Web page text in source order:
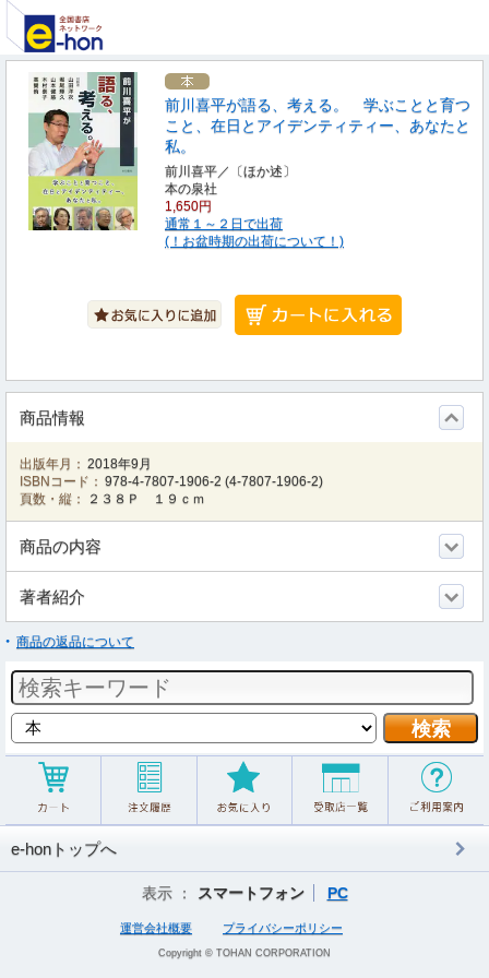
前川喜平が語る、考える。 学ぶことと育つ
こと、在日とアイデンティティー、あなたと
私。
前川喜平／〔ほか述〕
本の泉社
1,650円
通常１～２日で出荷
(！お盆時期の出荷について！)
商品情報
出版年月： 2018年9月
ISBNコード： 978-4-7807-1906-2 (4-7807-1906-2)
頁数・縦：
２３８Ｐ １９ｃｍ
商品の内容
著者紹介
商品の返品について
e-honトップへ
表示 ： スマートフォン PC
運営会社概要 プライバシーポリシー
Copyright © TOHAN CORPORATION